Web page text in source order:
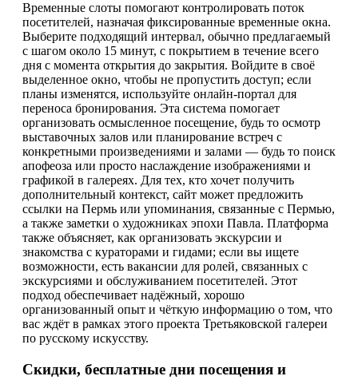
Временные слоты помогают контролировать поток
посетителей, назначая фиксированные временные окна.
Выберите подходящий интервал, обычно предлагаемый
с шагом около 15 минут, с покрытием в течение всего
дня с момента открытия до закрытия. Войдите в своё
выделенное окно, чтобы не пропустить доступ; если
планы изменятся, используйте онлайн-портал для
переноса бронирования. Эта система помогает
организовать осмысленное посещение, будь то осмотр
выставочных залов или планирование встреч с
конкретными произведениями и залами — будь то поиск
апофеоза или просто наслаждение изображениями и
графикой в галереях. Для тех, кто хочет получить
дополнительный контекст, сайт может предложить
ссылки на Пермь или упоминания, связанные с Пермью,
а также заметки о художниках эпохи Павла. Платформа
также объясняет, как организовать экскурсии и
знакомства с кураторами и гидами; если вы ищете
возможности, есть вакансии для ролей, связанных с
экскурсиями и обслуживанием посетителей. Этот
подход обеспечивает надёжный, хорошо
организованный опыт и чёткую информацию о том, что
вас ждёт в рамках этого проекта Третьяковской галереи
по русскому искусству.
Скидки, бесплатные дни посещения и